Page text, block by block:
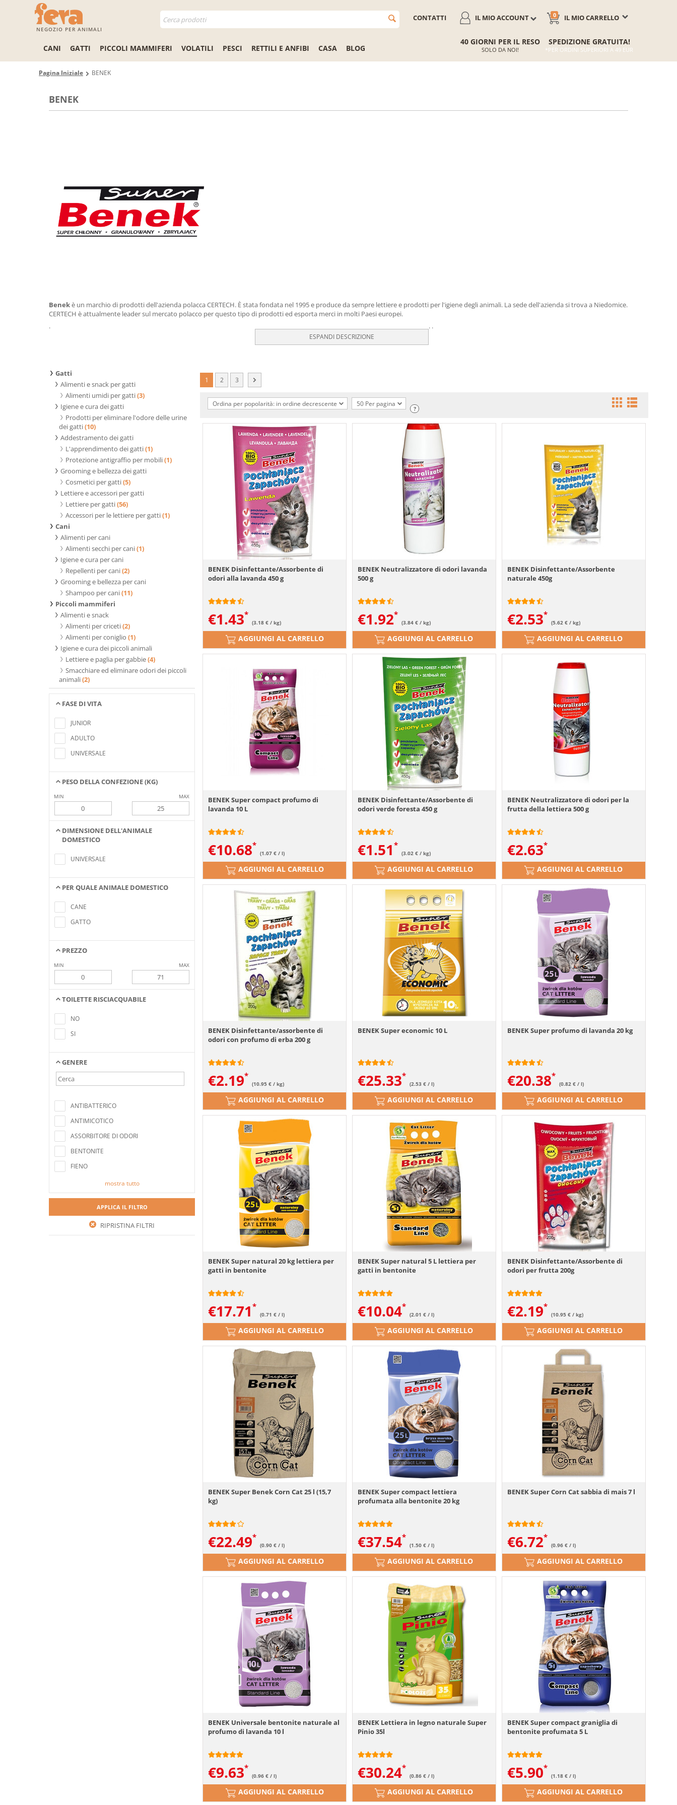
NEGOZIO PER ANIMALI
IL MIO CARRELLO
0
IL MIO ACCOUNT
CONTATTI
CANI GATTI PICCOLI MAMMIFERI VOLATILI PESCI RETTILI E ANFIBI CASA BLOG
40 GIORNI PER IL RESO
SOLO DA NOI!
SPEDIZIONE GRATUITA!
*PER ORDINI SUPERIORI A 49 EUR
Pagina Iniziale BENEK
BENEK
Benekè un marchio di prodotti dell'azienda polacca CERTECH. È stata fondata nel 1995 e produce da sempre lettiere e prodotti per l'igiene degli animali. La sede dell'azienda si trova a Niedomice.
CERTECH è attualmente leader sul mercato polacco per questo tipo di prodotti ed esporta merci in molti Paesi europei.
.
ESPANDI DESCRIZIONE
. .
Gatti
Alimenti e snack per gatti
Alimenti umidi per gatti(3)
Igiene e cura dei gatti
Prodotti per eliminare l'odore delle urine
dei gatti(10)
Addestramento dei gatti
L'apprendimento dei gatti(1)
Protezione antigraffio per mobili(1)
Grooming e bellezza dei gatti
Cosmetici per gatti(5)
Lettiere e accessori per gatti
Lettiere per gatti(56)
Accessori per le lettiere per gatti(1)
Cani
Alimenti per cani
Alimenti secchi per cani(1)
Igiene e cura per cani
Repellenti per cani(2)
Grooming e bellezza per cani
Shampoo per cani(11)
Piccoli mammiferi
Alimenti e snack
Alimenti per criceti(2)
Alimenti per coniglio (1)
Igiene e cura dei piccoli animali
Lettiere e paglia per gabbie(4)
Smacchiare ed eliminare odori dei piccoli
animali(2)
FASE DI VITA
JUNIOR
ADULTO
UNIVERSALE
PESO DELLA CONFEZIONE (KG)
MIN MAX
DIMENSIONE DELL'ANIMALE
DOMESTICO
criteri di ricerca
UNIVERSALE
PER QUALE ANIMALE DOMESTICO
CANE
GATTO
PREZZO
MIN MAX
TOILETTE RISCIACQUABILE
NO
SI
GENERE
criteri di ricerca
ANTIBATTERICO
ANTIMICOTICO
ASSORBITORE DI ODORI
BENTONITE
FIENO
mostra tutto
APPLICA IL FILTRO
RIPRISTINA FILTRI
1 2 3
Ordina per popolarità: in ordine decrescente 50 Per pagina
?
BENEK Disinfettante/Assorbente di
odori alla lavanda 450 g
€1.43 (3.18 € / kg)
AGGIUNGI AL CARRELLO
BENEK Neutralizzatore di odori lavanda
500 g
€1.92 (3.84 € / kg)
AGGIUNGI AL CARRELLO
BENEK Disinfettante/Assorbente
naturale 450g
€2.53 (5.62 € / kg)
AGGIUNGI AL CARRELLO
BENEK Super compact profumo di
lavanda 10 L
€10.68 (1.07 € / l)
AGGIUNGI AL CARRELLO
BENEK Disinfettante/Assorbente di
odori verde foresta 450 g
€1.51 (3.02 € / kg)
AGGIUNGI AL CARRELLO
BENEK Neutralizzatore di odori per la
frutta della lettiera 500 g
€2.63
AGGIUNGI AL CARRELLO
BENEK Disinfettante/assorbente di
odori con profumo di erba 200 g
€2.19 (10.95 € / kg)
AGGIUNGI AL CARRELLO
BENEK Super economic 10 L
€25.33 (2.53 € / l)
AGGIUNGI AL CARRELLO
BENEK Super profumo di lavanda 20 kg
€20.38 (0.82 € / l)
AGGIUNGI AL CARRELLO
BENEK Super natural 20 kg lettiera per
gatti in bentonite
€17.71 (0.71 € / l)
AGGIUNGI AL CARRELLO
BENEK Super natural 5 L lettiera per
gatti in bentonite
€10.04 (2.01 € / l)
AGGIUNGI AL CARRELLO
BENEK Disinfettante/Assorbente di
odori per frutta 200g
€2.19 (10.95 € / kg)
AGGIUNGI AL CARRELLO
BENEK Super Benek Corn Cat 25 l (15,7
kg)
€22.49 (0.90 € / l)
AGGIUNGI AL CARRELLO
BENEK Super compact lettiera
profumata alla bentonite 20 kg
€37.54 (1.50 € / l)
AGGIUNGI AL CARRELLO
BENEK Super Corn Cat sabbia di mais 7 l
€6.72 (0.96 € / l)
AGGIUNGI AL CARRELLO
BENEK Universale bentonite naturale al
profumo di lavanda 10 l
€9.63 (0.96 € / l)
AGGIUNGI AL CARRELLO
BENEK Lettiera in legno naturale Super
Pinio 35l
€30.24 (0.86 € / l)
AGGIUNGI AL CARRELLO
BENEK Super compact graniglia di
bentonite profumata 5 L
€5.90 (1.18 € / l)
AGGIUNGI AL CARRELLO